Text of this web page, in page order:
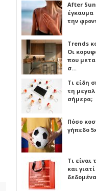
After
έγκαυμα
την
Trends
Οι
που
σ…
Τι είδη
τη
σήμερα;
Πόσο
γήπεδο
Τι
και